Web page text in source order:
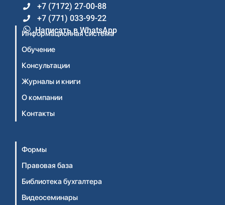
+7 (7172) 27-00-88
+7 (771) 033-99-22
Написать в WhatsApp
Информационная система
Обучение
Консультации
Журналы и книги
О компании
Контакты
Формы
Правовая база
Библиотека бухгалтера
Видеосеминары